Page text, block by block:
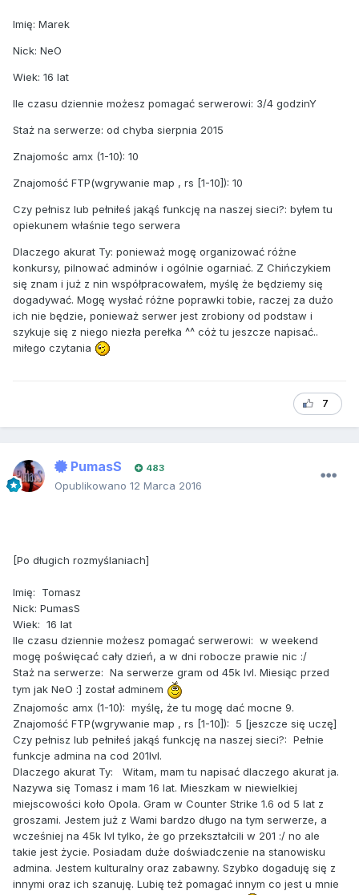
Imię: Marek
Nick: NeO
Wiek: 16 lat
Ile czasu dziennie możesz pomagać serwerowi: 3/4 godzinY
Staż na serwerze: od chyba sierpnia 2015
Znajomośc amx (1-10): 10
Znajomość FTP(wgrywanie map , rs [1-10]): 10
Czy pełnisz lub pełniłeś jakąś funkcję na naszej sieci?: byłem tu
opiekunem właśnie tego serwera
Dlaczego akurat Ty: ponieważ mogę organizować różne
konkursy, pilnować adminów i ogólnie ogarniać. Z Chińczykiem
się znam i już z nin współpracowałem, myślę że będziemy się
dogadywać. Mogę wysłać różne poprawki tobie, raczej za dużo
ich nie będzie, ponieważ serwer jest zrobiony od podstaw i
szykuje się z niego niezła perełka ^^ cóż tu jeszcze napisać..
miłego czytania
7
PumasS 483
Opublikowano 12 Marca 2016
[Po długich rozmyślaniach]
Imię: Tomasz
Nick: PumasS
Wiek: 16 lat
Ile czasu dziennie możesz pomagać serwerowi: w weekend
mogę poświęcać cały dzień, a w dni robocze prawie nic :/
Staż na serwerze: Na serwerze gram od 45k lvl. Miesiąc przed
tym jak NeO :] został adminem
Znajomośc amx (1-10): myślę, że tu mogę dać mocne 9.
Znajomość FTP(wgrywanie map , rs [1-10]): 5 [jeszcze się uczę]
Czy pełnisz lub pełniłeś jakąś funkcję na naszej sieci?: Pełnie
funkcje admina na cod 201lvl.
Dlaczego akurat Ty: Witam, mam tu napisać dlaczego akurat ja.
Nazywa się Tomasz i mam 16 lat. Mieszkam w niewielkiej
miejscowości koło Opola. Gram w Counter Strike 1.6 od 5 lat z
groszami. Jestem już z Wami bardzo długo na tym serwerze, a
wcześniej na 45k lvl tylko, że go przekształcili w 201 :/ no ale
takie jest życie. Posiadam duże doświadczenie na stanowisku
admina. Jestem kulturalny oraz zabawny. Szybko dogaduję się z
innymi oraz ich szanuję. Lubię też pomagać innym co jest u mnie